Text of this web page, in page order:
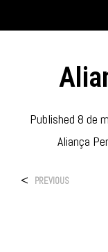
Published 8 de
Aliança
< PREVIOUS